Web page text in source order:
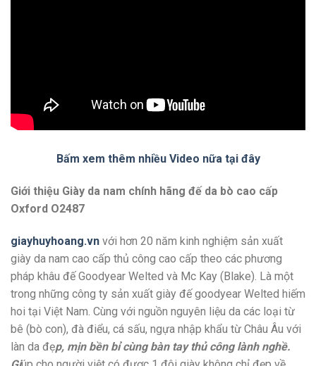
Bấm xem thêm nhiều Video nữa tại đây
Giới thiệu Giày da nam chính hãng đế da bò cao cấp
Oxford O2487
giayhuyhoang.vn với hơn 20 năm kinh nghiệm sản xuất
giày da nam cao cấp thủ công cao cấp theo các phương
pháp khâu đế Goodyear Welted và Mc Kay (Blake). Là một
trong những công ty sản xuất giày đế goodyear Welted hiếm
hoi tại Việt Nam. Cùng với nguồn nguyên liệu da các loại từ
bê (bò con), đà điểu, cá sấu, ngựa nhập khẩu từ Châu Âu với
làn da đẹp, mịn bền bỉ cùng bàn tay thủ công lành nghề.